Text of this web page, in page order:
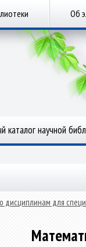
Об
каталог научной
дисциплинам для